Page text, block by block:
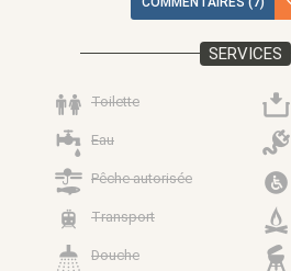
SERVICES
Toilette
Eau
Pêche autorisée
Transport
Douche